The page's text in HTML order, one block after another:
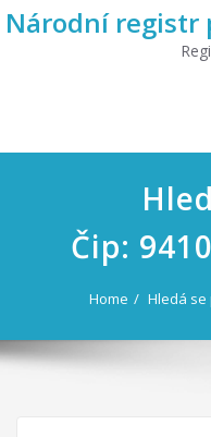
Národní registr
Čip:
Home Hledá